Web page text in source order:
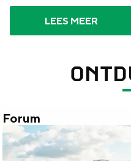
LEES MEER
Forum
F